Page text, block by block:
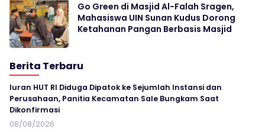
Go Green di Masjid Al-Falah Sragen,
Mahasiswa UIN Sunan Kudus Dorong
Ketahanan Pangan Berbasis Masjid
Berita Terbaru
Iuran HUT RI Diduga Dipatok ke Sejumlah Instansi dan
Perusahaan, Panitia Kecamatan Sale Bungkam Saat
Dikonfirmasi
08/08/2026